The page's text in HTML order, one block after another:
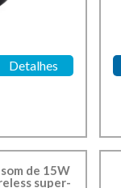
Detalhes
de 15W
super-